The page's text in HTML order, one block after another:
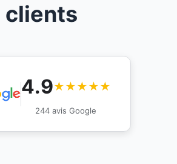
clients
4.9★★★★★
244 avis Google